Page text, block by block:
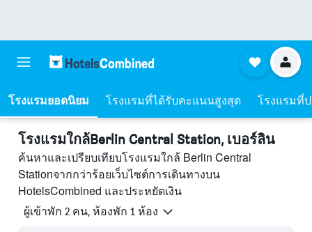
โรงแรมยอดนิยม โรงแรมที่ได้รับคะแนนสูงสุด โรงแรมที่
โรงแรมใกล้Berlin Central Station, เบอร์ลิน
ค้นหาและเปรียบเทียบโรงแรมใกล้ Berlin Central
Stationจากกว่าร้อยเว็บไซต์การเดินทางบน
HotelsCombined และประหยัดเงิน
ผู้เข้าพัก 2 คน, ห้องพัก 1 ห้อง